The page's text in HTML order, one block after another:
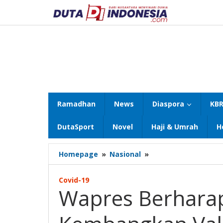
konten
Ramadhan News Diaspora
DutaSport Novel Haji & Umrah
Homepage » Nasional »
Berharap
Kembangkan
Vaksin
Covid-
Covid-19
Wapres